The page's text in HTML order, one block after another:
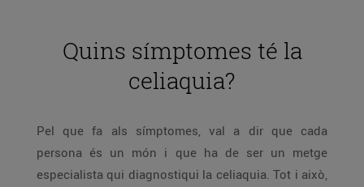
Quins símptomes té la
celiaquia?
Pel que fa als símptomes, val a dir que cada
persona és un món i que ha de ser un metge
especialista qui diagnostiqui la celiaquia. Tot i això,